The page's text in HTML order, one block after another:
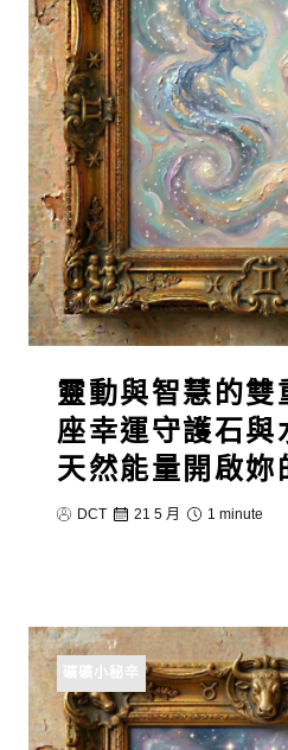
靈動與智慧的雙
座幸運守護石與
天然能量開啟妳
DCT 21 5 月 1 minute
礦礦小秘辛